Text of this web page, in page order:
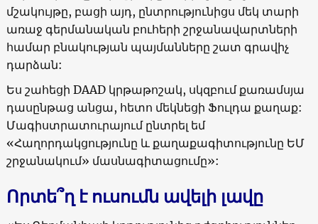
մշակույթը, բացի այդ, ընտրությունիցս մեկ տարի
առաջ գերմանական բուհերի շրջանավարտների
համար բնակության պայմանները շատ գրավիչ
դարձան:
Ես շահեցի DAAD կրթաթոշակ, սկզբում քառամսյա
դասընթաց անցա, հետո մեկնեցի Ֆուլդա քաղաք:
Մագիստրատուրայում ընտրել եմ
«Հաղորդակցությունը և քաղաքագիտությունը ԵՄ
շրջանակում» մասնագիտացումը»:
Որտե՞ղ է ուսումն ավելի լավը